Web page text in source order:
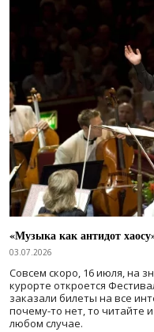
«Музыка как антидот
03.07.2026
Совсем скоро, 16 июля, на
курорте откроется
заказали билеты на все
почему-то нет, то читайте
любом случае.